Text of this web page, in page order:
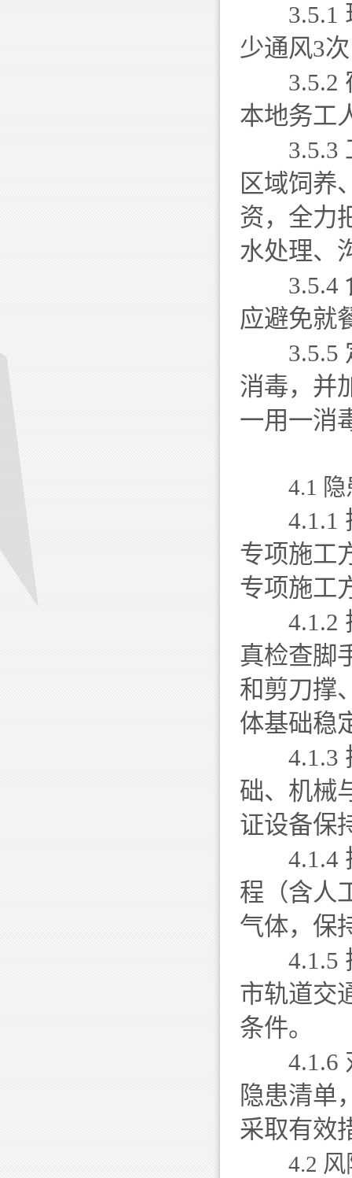
3.5.1 现
少通风3
3.5.2 宿
本地务工
3.5.3 工
区域饲养
资，全力
水处理、
3.5.4 食
应避免就
3.5.5 定
消毒，并
一用一消
4.1
4.1.1 排
专项施工
专项施工
4.1.2 排
真检查脚
和剪刀撑
体基础稳
4.1.3 排
础、机械
证设备保
4.1.4 排
程（含人
气体，保
4.1.5 排
市轨道交
条件。
4.1.6 对
隐患清单
采取有效
4.2